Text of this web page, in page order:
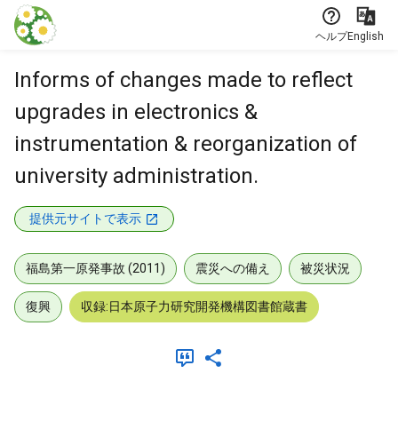
本文に飛ぶ
ヘルプEnglish
Informs of changes made to reflect
upgrades in electronics &
instrumentation & reorganization of
university administration.
提供元サイトで表示
福島第一原発事故 (2011) 震災への備え 被災状況
復興 収録:日本原子力研究開発機構図書館蔵書